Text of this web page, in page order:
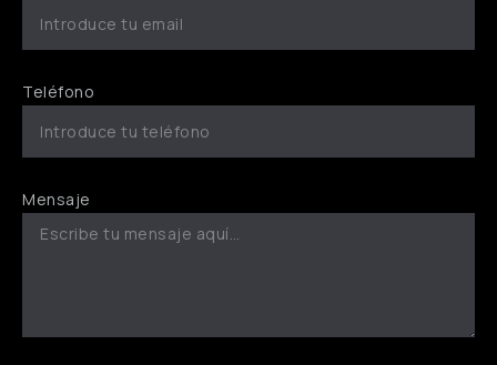
Teléfono
Mensaje